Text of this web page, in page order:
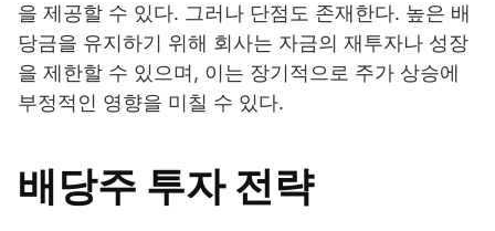
을 제공할 수 있다. 그러나 단점도 존재한다. 높은 배
당금을 유지하기 위해 회사는 자금의 재투자나 성장
을 제한할 수 있으며, 이는 장기적으로 주가 상승에
부정적인 영향을 미칠 수 있다.
배당주 투자 전략